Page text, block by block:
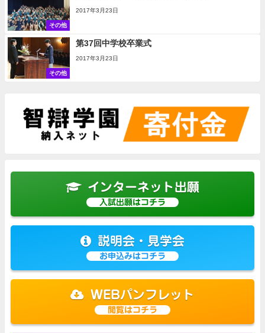
その他
2017年3月23日
その他
第37回中学校卒業式
2017年3月23日
インターネット出願
入試出願はコチラ
説明会・見学会
お申込みはコチラ
WEBパンフレット
閲覧はコチラ